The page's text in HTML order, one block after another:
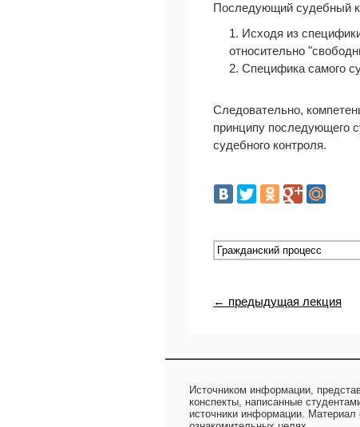
Последующий судебный
1. Исходя из
относительно
2. Специфика самого
Следовательно,
принципу последующего
судебного контроля.
← предыдущая лекция
Источником информации,
конспекты, написанные
источники информации. Материал